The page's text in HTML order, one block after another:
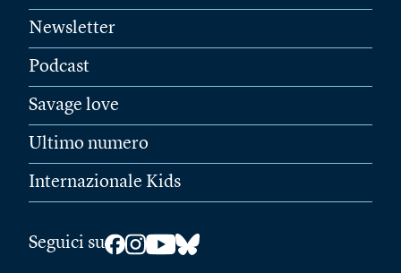
Newsletter
Podcast
Savage love
Ultimo numero
Internazionale Kids
Seguici su